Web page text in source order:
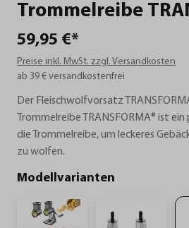
Trommelreibe
59,95 €*
Preise inkl. MwSt. zzgl. Versandkosten
ab 39 € versandkostenfrei
Der Fleischwolfvorsatz
Trommelreibe TRANSFORMA® ist
die Trommelreibe, um leckeres
zu wolfen.
Modellvarianten